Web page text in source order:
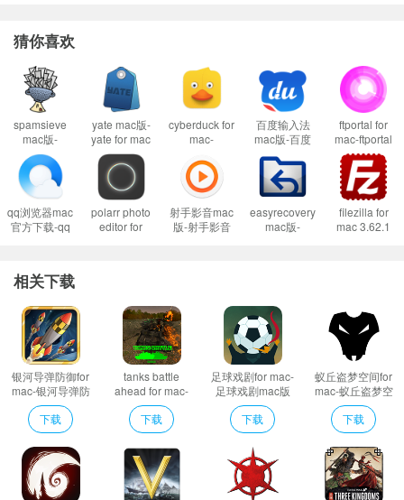
游戏介绍
提升英雄的三种方法。决定是否下注于健康、防御或攻击或试图平衡所有
特征。每一个人物都有其独特的故事活动。在这个严峻的小镇找到你的位置，
猜你喜欢
spamsieve
mac版-
spamsieve
for mac下载
v2.9.50
yate mac版-
yate for mac
下载 v6.12
cyberduck for
mac-
mac版下载
v8.5.0.38556
百度输入法
mac版-百度
输入法for
mac下载
v5.7.0.11
ftportal for
mac-ftportal
mac版下载
v2.0.3
qq浏览器mac
官方下载-qq
polarr photo
editor for
射手影音mac
版-射手影音
easyrecovery
mac版-
filezilla for
mac 3.62.1
相关下载
银河导弹防御for
mac-银河导弹防
御mac版下载
v1.0
下载
tanks battle
ahead for mac-
tanks battle
ahead mac版下
载 v1.0
下载
足球戏剧for mac-
足球戏剧mac版
下载 v1.5
下载
蚁丘盗梦空间for
mac-蚁丘盗梦空
间mac版下载
v1.0
下载